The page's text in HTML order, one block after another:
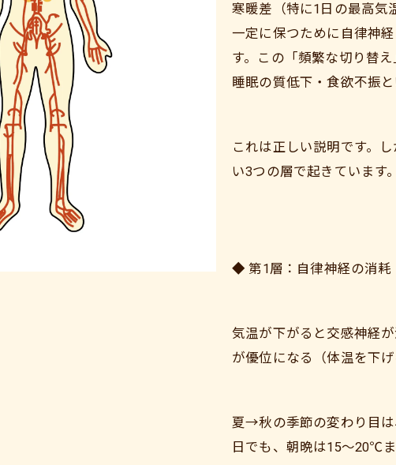
寒暖差（特に1日の最高気
一定に保つために自律神
す。この「頻繁な切り替
睡眠の質低下・食欲不振
これは正しい説明です。
い3つの層で起きています。
◆ 第1層：自律神経の消耗
気温が下がると交感神経
が優位になる（体温を下
夏→秋の季節の変わり目
日でも、朝晩は15〜20℃